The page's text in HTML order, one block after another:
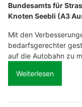
Bundesamts für
Knoten Seebli (A3
Mit den
bedarfsgerechter
auf die Autobahn zu
Weiterlesen